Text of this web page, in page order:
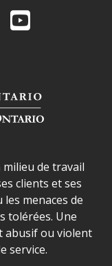
Ontario
YouTube
locaux d'AJO.
de travail
clients et ses
menaces de
tolérées. Une
abusif ou violent
service.